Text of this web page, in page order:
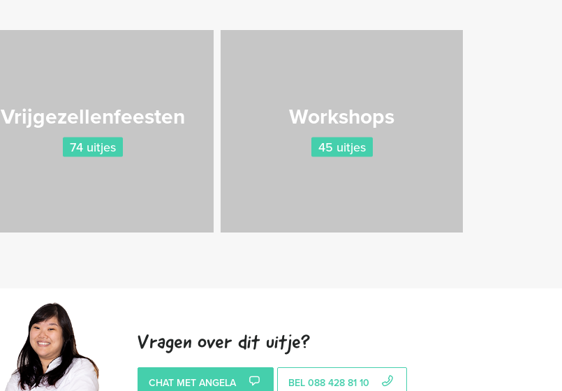
Vrijgezellenfeesten
74 uitjes
Workshops
45 uitjes
Vragen over dit uitje?
CHAT MET ANGELA BEL 088 428 81 10